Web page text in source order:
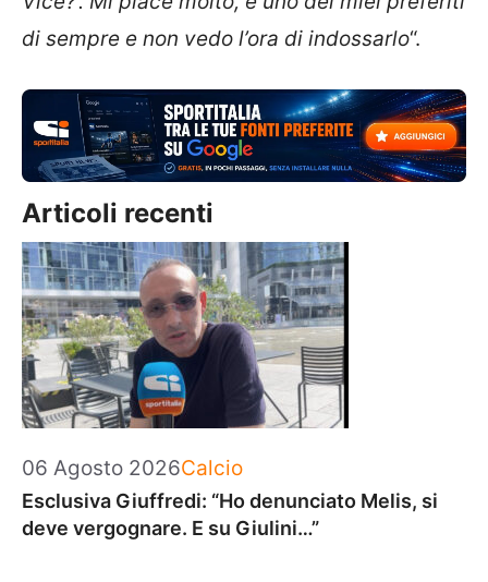
di sempre e non vedo l’ora di indossarlo“.
Articoli recenti
06 Agosto 2026Categorie
Calcio
Esclusiva Giuffredi: “Ho denunciato Melis, si
deve vergognare. E su Giulini…”